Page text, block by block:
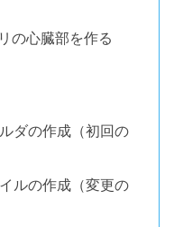
の心臓部を作る
ダの作成（初回の
ルの作成（変更の